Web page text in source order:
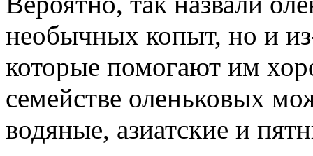
необычных копыт, но и
которые помогают им
семействе оленьковых
водяные, азиатские и